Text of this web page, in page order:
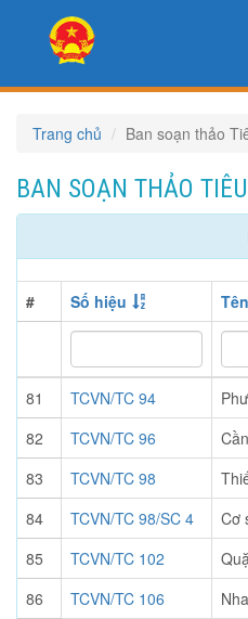
Trang chủ Ban soạn thảo
BAN SOẠN THẢO
# Số hiệu
81 TCVN/TC 94
82
TCVN/TC 96
83
TCVN/TC 98
84
TCVN/TC 98/SC 4
Cơ
85
TCVN/TC 102
86
TCVN/TC 106